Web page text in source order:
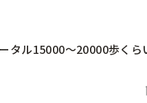
ル15000〜20000歩くら